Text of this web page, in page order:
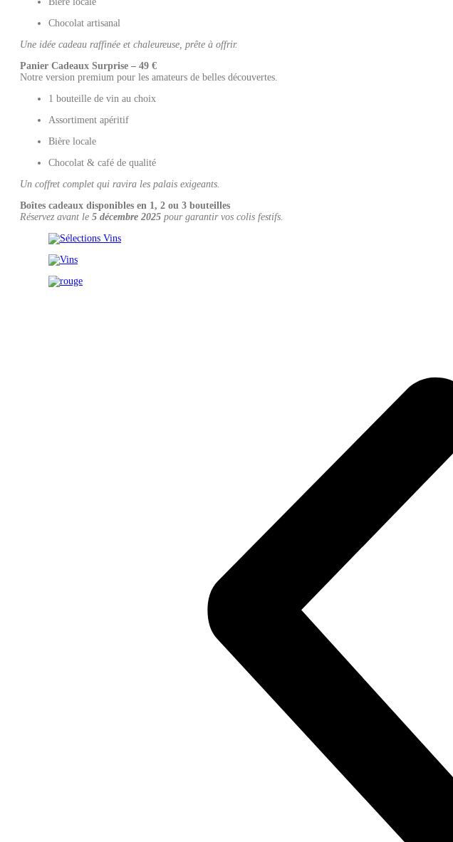
Chocolat artisanal
Une idée cadeau raffinée et chaleureuse, prête à offrir.
Panier Cadeaux Surprise – 49 €
Notre version premium pour les amateurs de belles découvertes.
1 bouteille de vin au choix
Assortiment apéritif
Bière locale
Chocolat & café de qualité
Un coffret complet qui ravira les palais exigeants.
Boîtes cadeaux disponibles en 1, 2 ou 3 bouteilles
Réservez avant le 5 décembre 2025 pour garantir vos colis festifs.